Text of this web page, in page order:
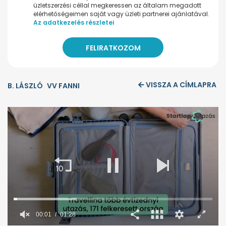
üzletszerzési céllal megkeressen az általam megadott
elérhetőségeimen saját vagy üzleti partnerei ajánlatával.
Az adatkezelés részletei
B. LÁSZLÓ VV FANNI VISSZA A CÍMLAPRA
00:02 01:28